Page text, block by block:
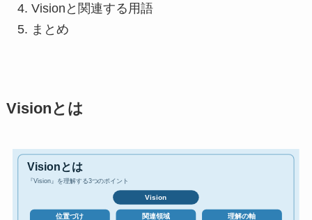
Visionと関連する用語
まとめ
Visionとは